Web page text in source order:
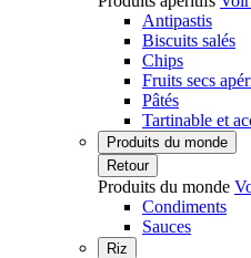
Antipastis
Biscuits salés
Chips
Fruits secs
Pâtés
Tartinable et
Produits du monde
Retour
Produits du monde
Condiments
Sauces
Riz